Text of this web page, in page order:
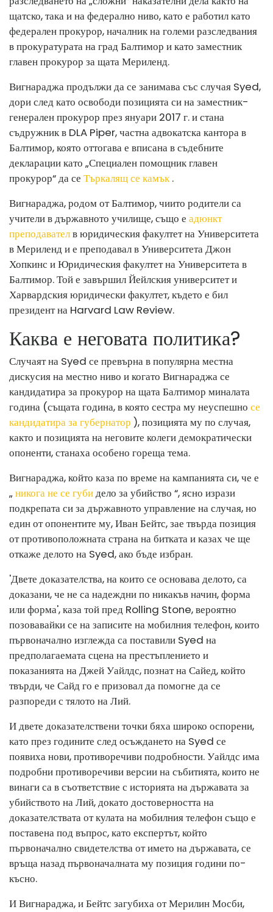
щатско, така и на федерално ниво, като е работил като
федерален прокурор, началник на големи разследвания
в прокуратурата на град Балтимор и като заместник
главен прокурор за щата Мериленд.
Вигнараджа продължи да се занимава със случая Syed,
дори след като освободи позицията си на заместник-
генерален прокурор през януари 2017 г. и стана
съдружник в DLA Piper, частна адвокатска кантора в
Балтимор, която оттогава е вписана в съдебните
декларации като „Специален помощник главен
прокурор“ да се Търкалящ се камък.
Вигнараджа, родом от Балтимор, чиито родители са
учители в държавното училище, също е адюнкт
преподавателв юридическия факултет на Университета
в Мериленд и е преподавал в Университета Джон
Хопкинс и Юридическия факултет на Университета в
Балтимор. Той е завършил Йейлския университет и
Харвардския юридически факултет, където е бил
президент на Harvard Law Review.
Каква е неговата политика?
Случаят на Syed се превърна в популярна местна
дискусия на местно ниво и когато Вигнараджа се
кандидатира за прокурор на щата Балтимор миналата
година (същата година, в която сестра му неуспешно се
кандидатира за губернатор ), позицията му по случая,
както и позицията на неговите колеги демократически
опоненти, станаха особено гореща тема.
Вигнараджа, който каза по време на кампанията си, че е
„никога не се губидело за убийство “, ясно изрази
подкрепата си за държавното управление на случая, но
един от опонентите му, Иван Бейтс, зае твърда позиция
от противоположната страна на битката и казах че ще
откаже делото на Syed, ако бъде избран.
'Двете доказателства, на които се основава делото, са
доказани, че не са надеждни по никакъв начин, форма
или форма', каза той пред Rolling Stone, вероятно
позовавайки се на записите на мобилния телефон, които
първоначално изглежда са поставили Syed на
предполагаемата сцена на престъплението и
показанията на Джей Уайлдс, познат на Сайед, който
твърди, че Сайд го е призовал да помогне да се
разпореди с тялото на Лий.
И двете доказателствени точки бяха широко оспорени,
като през годините след осъждането на Syed се
появиха нови, противоречиви подробности. Уайлдс има
подробни противоречиви версии на събитията, които не
винаги са в съответствие с историята на държавата за
убийството на Лий, докато достоверността на
доказателствата от кулата на мобилния телефон също е
поставена под въпрос, като експертът, който
първоначално свидетелства от името на държавата, се
връща назад първоначалната му позиция години по-
късно.
И Вигнараджа, и Бейтс загубиха от Мерилин Мосби,